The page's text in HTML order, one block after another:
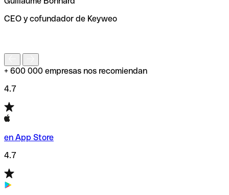
de enviar tu transferencia.
CEO y cofundador de Keyweo
+ 600 000 empresas nos recomiendan
4.7
en App Store
4.7